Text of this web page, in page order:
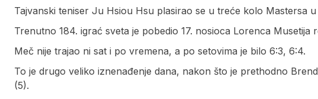
Tajvanski teniser Ju Hsiou Hsu plasirao se u treće kolo Mastersa u
Trenutno 184. igrać sveta je pobedio 17. nosioca Lorenca Musetija
Meč nije trajao ni sat i po vremena, a po setovima je bilo 6:3, 6:4.
To je drugo veliko iznenađenje dana, nakon što je prethodno
(5).